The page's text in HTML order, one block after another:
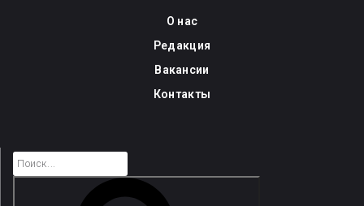
О нас
Редакция
Вакансии
Контакты